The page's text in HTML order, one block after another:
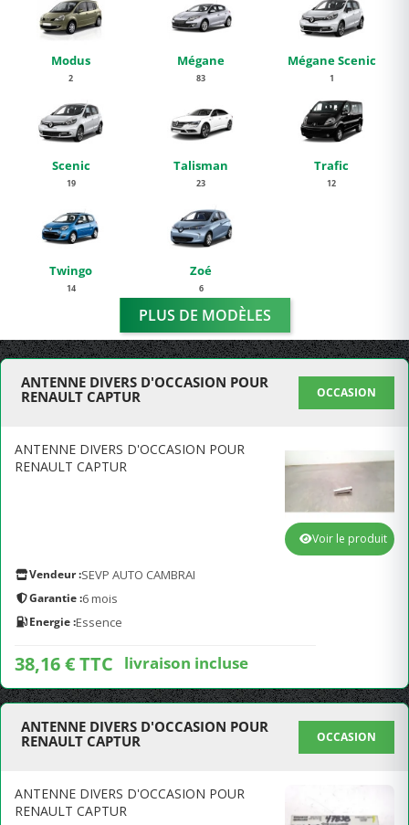
Modus
2
Mégane
83
Mégane Scenic
1
Scenic
19
Talisman
23
Trafic
12
Twingo
14
Zoé
6
PLUS DE MODÈLES
ANTENNE DIVERS D'OCCASION POUR
RENAULT CAPTUR
OCCASION
ANTENNE DIVERS D'OCCASION POUR
RENAULT CAPTUR
Vendeur :SEVP AUTO CAMBRAI
Garantie :6 mois
Energie :Essence
38,16 € TTC livraison incluse
Voir le produit
ANTENNE DIVERS D'OCCASION POUR
RENAULT CAPTUR
OCCASION
ANTENNE DIVERS D'OCCASION POUR
RENAULT CAPTUR